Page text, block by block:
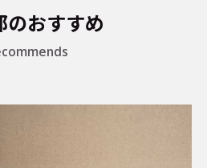
のおすすめ